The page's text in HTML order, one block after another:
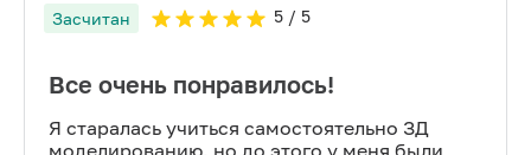
Засчитан 5/ 5
Все очень понравилось!
Я старалась учиться самостоятельно ЗД
моделированию, но до этого у меня были